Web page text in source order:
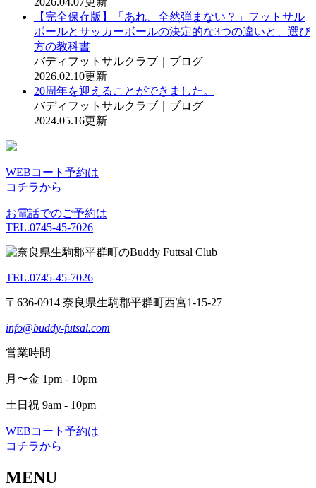
【完全保存版】「あれ、全然弾まない？」フットサル
ボールとサッカーボールの決定的な3つの違いと、選び
方の教科書
バディフットサルクラブ｜ブログ
2026.02.10更新
20周年を迎えることができました。
バディフットサルクラブ｜ブログ
2024.05.16更新
WEBコート予約は
コチラから
お電話でのご予約は
TEL.0745-45-7026
TEL.0745-45-7026
〒636-0914 奈良県生駒郡平群町西宮1-15-27
info@buddy-futsal.com
営業時間
月〜金 1pm - 10pm
土日祝 9am - 10pm
WEBコート予約は
コチラから
MENU